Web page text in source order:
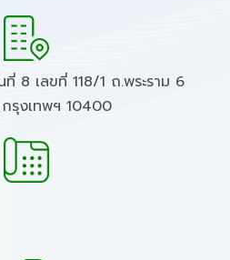
8 เลขที่ 118/1 ถ.พระราม 6
รุงเทพฯ 10400